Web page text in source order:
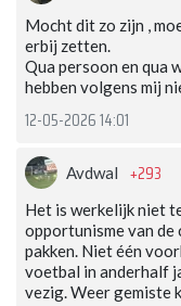
Mocht dit zo zijn ,
erbij zetten.
Qua persoon en qua
hebben volgens mij
12-05-2026 14:01
Avdwal +293
Het is werkelijk niet
opportunisme van de
pakken. Niet één
voetbal in anderhalf
vezig. Weer gemiste